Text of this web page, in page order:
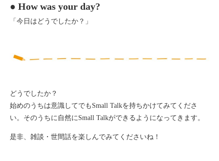
● How was your day?
「今日はどうでしたか？」
どうでしたか？
始めのうちは意識してでもSmall Talkを持ちかけてみてくださ
い。そのうちに自然にSmall Talkができるようになってきます。
是非、雑談・世間話を楽しんでみてくださいね！